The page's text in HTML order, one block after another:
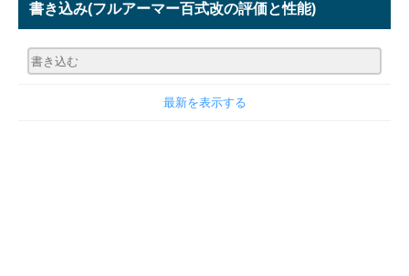
書き込み(フルアーマー百式改の評価と性能)
最新を表示する